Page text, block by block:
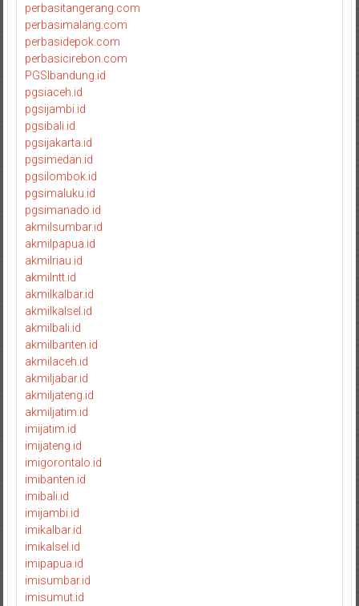
perbasitangerang.com
perbasimalang.com
perbasidepok.com
perbasicirebon.com
PGSIbandung.id
pgsiaceh.id
pgsijambi.id
pgsibali.id
pgsijakarta.id
pgsimedan.id
pgsilombok.id
pgsimaluku.id
pgsimanado.id
akmilsumbar.id
akmilpapua.id
akmilriau.id
akmilntt.id
akmilkalbar.id
akmilkalsel.id
akmilbali.id
akmilbanten.id
akmilaceh.id
akmiljabar.id
akmiljateng.id
akmiljatim.id
imijatim.id
imijateng.id
imigorontalo.id
imibanten.id
imibali.id
imijambi.id
imikalbar.id
imikalsel.id
imipapua.id
imisumbar.id
imisumut.id